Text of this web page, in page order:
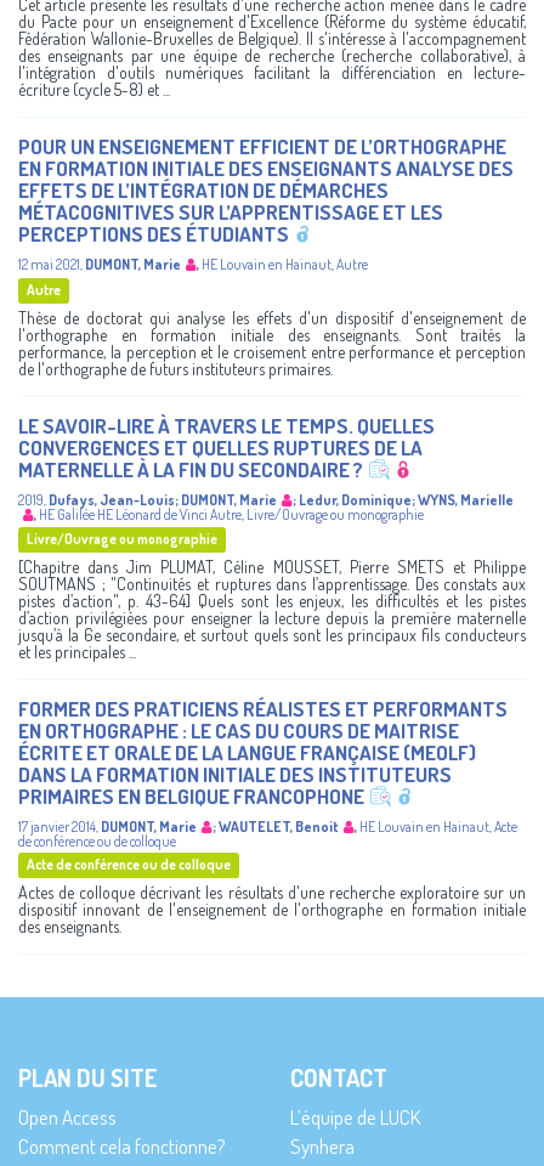
Cet article présente les résultats d'une recherche action menée dans le cadre
du Pacte pour un enseignement d'Excellence (Réforme du système éducatif,
Fédération Wallonie-Bruxelles de Belgique). Il s'intéresse à l'accompagnement
des enseignants par une équipe de recherche (recherche collaborative), à
l'intégration d'outils numériques facilitant la différenciation en lecture-
écriture (cycle 5-8) et ...
POUR UN ENSEIGNEMENT EFFICIENT DE L’ORTHOGRAPHE
EN FORMATION INITIALE DES ENSEIGNANTS ANALYSE DES
EFFETS DE L’INTÉGRATION DE DÉMARCHES
MÉTACOGNITIVES SUR L’APPRENTISSAGE ET LES
PERCEPTIONS DES ÉTUDIANTS
12 mai 2021, DUMONT, Marie , HE Louvain en Hainaut,Autre
Autre
Thèse de doctorat qui analyse les effets d'un dispositif d'enseignement de
l'orthographe en formation initiale des enseignants. Sont traités la
performance, la perception et le croisement entre performance et perception
de l'orthographe de futurs instituteurs primaires.
LE SAVOIR-LIRE À TRAVERS LE TEMPS. QUELLES
CONVERGENCES ET QUELLES RUPTURES DE LA
MATERNELLE À LA FIN DU SECONDAIRE ?
2019 Dufays, Jean-Louis; DUMONT, Marie ; Ledur, Dominique;WYNS, Marielle
, HE Galilée HE Léonard de Vinci Autre Livre/Ouvrage ou monographie
Livre/Ouvrage ou monographie
[Chapitre dans Jim PLUMAT, Céline MOUSSET, Pierre SMETS et Philippe
SOUTMANS ; "Continuités et ruptures dans l’apprentissage. Des constats aux
pistes d’action", p. 43-64] Quels sont les enjeux, les difficultés et les pistes
d’action privilégiées pour enseigner la lecture depuis la première maternelle
jusqu’à la 6e secondaire, et surtout quels sont les principaux fils conducteurs
et les principales ...
FORMER DES PRATICIENS RÉALISTES ET PERFORMANTS
EN ORTHOGRAPHE : LE CAS DU COURS DE MAITRISE
ÉCRITE ET ORALE DE LA LANGUE FRANÇAISE (MEOLF)
DANS LA FORMATION INITIALE DES INSTITUTEURS
PRIMAIRES EN BELGIQUE FRANCOPHONE
17 janvier 2014 DUMONT, Marie ;WAUTELET, Benoit , HE Louvain en Hainaut Acte
de conférence ou de colloque
Acte de conférence ou de colloque
Actes de colloque décrivant les résultats d'une recherche exploratoire sur un
dispositif innovant de l'enseignement de l'orthographe en formation initiale
des enseignants.
PLAN DU SITE
Open Access
Comment cela fonctionne?
CONTACT
L’équipe de LUCK
Synhera